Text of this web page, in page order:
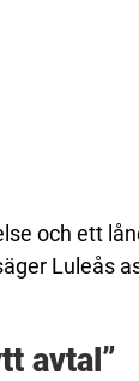
och ett
Luleås
avtal”